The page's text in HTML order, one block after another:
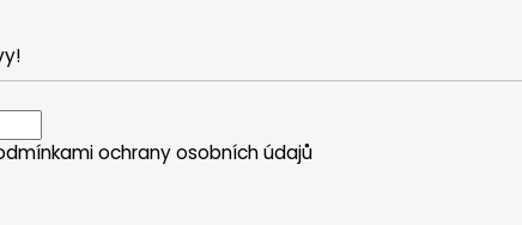
ochrany osobních údajů